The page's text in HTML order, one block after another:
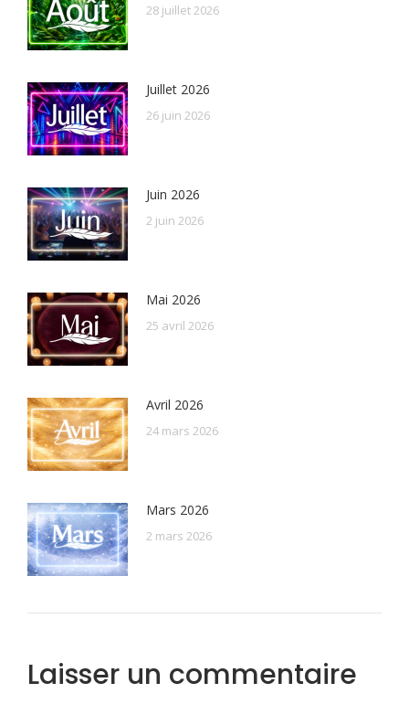
28 juillet 2026
Juillet 2026
26 juin 2026
Juin 2026
2 juin 2026
Mai 2026
25 avril 2026
Avril 2026
24 mars 2026
Mars 2026
2 mars 2026
Laisser un commentaire